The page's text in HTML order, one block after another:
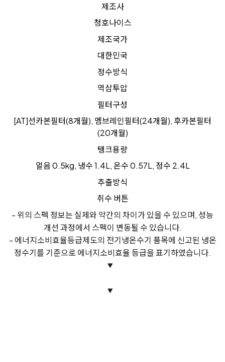
제조사
청호나이스
제조국가
대한민국
정수방식
역삼투압
필터구성
[AT]선카본필터(8개월), 멤브레인필터(24개월), 후카본필터
(20개월)
탱크용량
얼음 0.5kg, 냉수 1.4L, 온수 0.57L, 정수 2.4L
추출방식
취수 버튼
- 위의 스펙 정보는 실제와 약간의 차이가 있을 수 있으며, 성능
개선 과정에서 스펙이 변동될 수 있습니다.
- 에너지소비효율등급제도의 전기냉온수기 품목에 신고된 냉온
정수기를 기준으로 에너지소비효율 등급을 표기하였습니다.